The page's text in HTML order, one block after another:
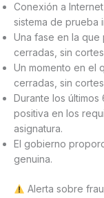
Conexión a
sistema de prueba
Una fase en la que
cerradas, sin
Un momento en el
cerradas, sin
Durante los
positiva en los
asignatura.
El gobierno
genuina.
Alerta sobre